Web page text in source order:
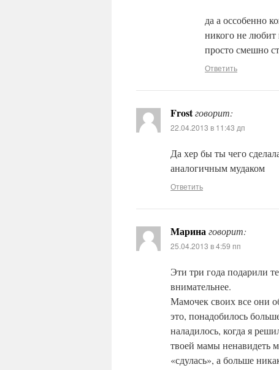
да а оссобенно
никого не
просто смешно
Ответить
Frostговорит:
22.04.2013 в 11:43 дп
Да хер бы ты чего
аналогичным мудаком
Ответить
Маринаговорит:
25.04.2013 в 4:59 пп
Эти три года подарили
внимательнее.
Мамочек своих все они
это, понадобилось
наладилось, когда я
твоей мамы ненавидеть
«сдулась», а больше